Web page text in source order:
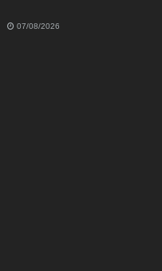
07/08/2026